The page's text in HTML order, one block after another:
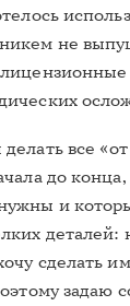
не
все
до
и
сделать
задаю